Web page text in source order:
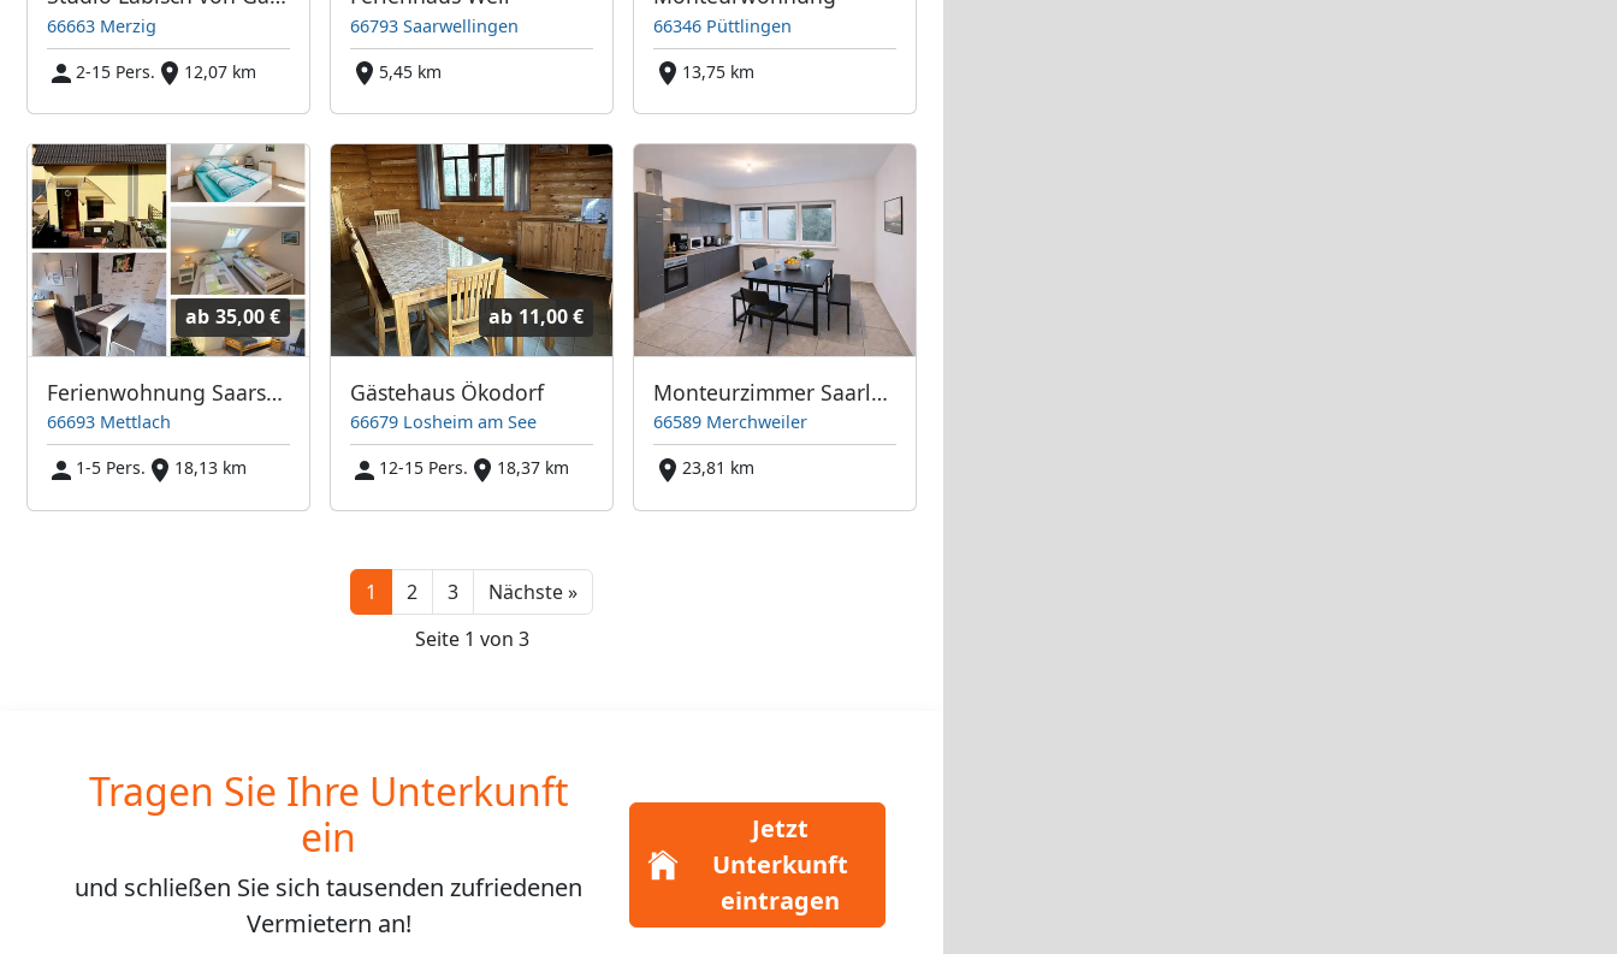
66663 Merzig
2-15 Pers.
12,07 km
66793 Saarwellingen
5,45 km
66346 Püttlingen
13,75 km
ab 35,00 €
Ferienwohnung Saarschleife im Dreiländereck Deutschland - Luxemburg - Frankreich
66693 Mettlach
1-5 Pers.
18,13 km
ab 11,00 €
Gästehaus Ökodorf
66679 Losheim am See
12-15 Pers.
18,37 km
Monteurzimmer Saarland
66589 Merchweiler
23,81 km
1 2 3 Nächste »Next
Seite 1 von 3
Tragen Sie Ihre Unterkunft
ein
und schließen Sie sichtausenden zufriedenen
Vermietern an!
Jetzt
Unterkunft
eintragen